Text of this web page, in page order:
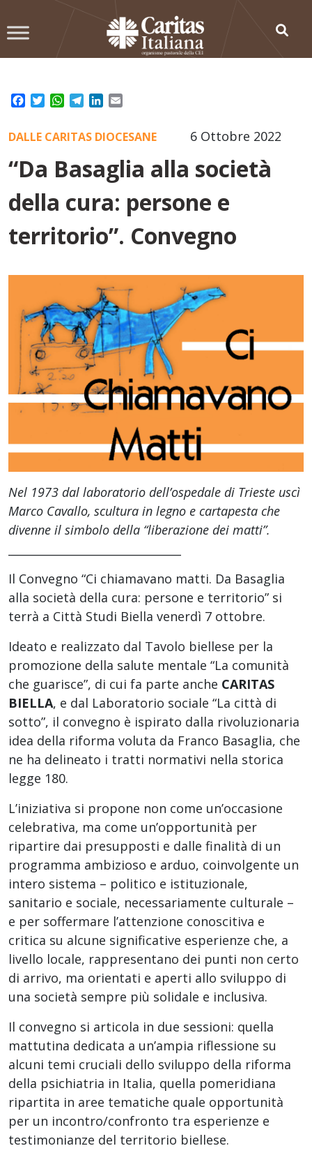
to
Facebook
TwitterWhatsApp
TelegramLinkedIn
6 Ottobre 2022
DALLE CARITAS DIOCESANE
“Da Basaglia alla società
della cura: persone e
territorio”. Convegno
Nel 1973 dal laboratorio dell’ospedale di Trieste uscì
Marco Cavallo, scultura in legno e cartapesta che
divenne il simbolo della “liberazione dei matti”.
Il Convegno “Ci chiamavano matti. Da Basaglia
alla società della cura: persone e territorio” si
terrà a Città Studi Biella venerdì 7 ottobre.
Ideato e realizzato dal Tavolo biellese per la
promozione della salute mentale “La comunità
che guarisce”, di cui fa parte anche CARITAS
BIELLA, e dal Laboratorio sociale “La città di
sotto”, il convegno è ispirato dalla rivoluzionaria
idea della riforma voluta da Franco Basaglia, che
ne ha delineato i tratti normativi nella storica
legge 180.
L’iniziativa si propone non come un’occasione
celebrativa, ma come un’opportunità per
ripartire dai presupposti e dalle finalità di un
programma ambizioso e arduo, coinvolgente un
intero sistema – politico e istituzionale,
sanitario e sociale, necessariamente culturale –
e per soffermare l’attenzione conoscitiva e
critica su alcune significative esperienze che, a
livello locale, rappresentano dei punti non certo
di arrivo, ma orientati e aperti allo sviluppo di
una società sempre più solidale e inclusiva.
Il convegno si articola in due sessioni: quella
mattutina dedicata a un’ampia riflessione su
alcuni temi cruciali dello sviluppo della riforma
della psichiatria in Italia, quella pomeridiana
ripartita in aree tematiche quale opportunità
per un incontro/confronto tra esperienze e
testimonianze del territorio biellese.